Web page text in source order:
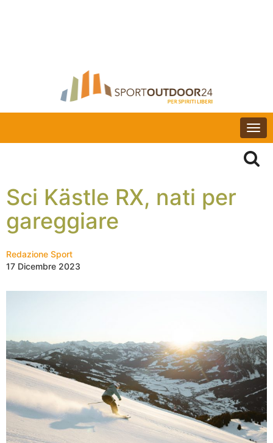
Sci Kästle RX, nati per
gareggiare
Redazione Sport
17 Dicembre 2023